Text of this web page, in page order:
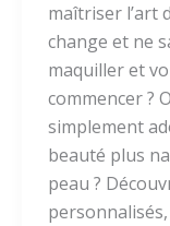
maîtriser l’art
change et ne
maquiller et
commencer ?
simplement
beauté plus
peau ?